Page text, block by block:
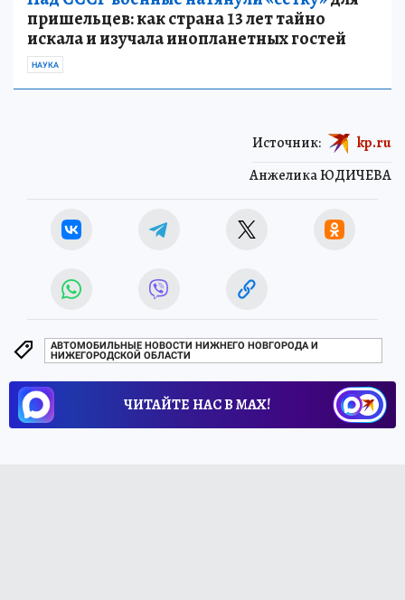
пришельцев: как страна 13 лет тайно
искала и изучала инопланетных гостей
НАУКА
Анжелика ЮДИЧЕВА
Источник: kp.ru
АВТОМОБИЛЬНЫЕ НОВОСТИ НИЖНЕГО НОВГОРОДА И
НИЖЕГОРОДСКОЙ ОБЛАСТИ
ЧИТАЙТЕ НАС В МАХ!